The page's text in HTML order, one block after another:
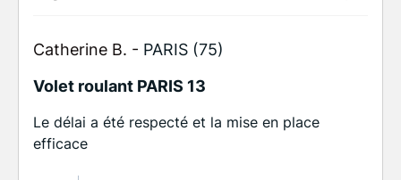
Catherine B. - PARIS (75)
Volet roulant PARIS 13
Le délai a été respecté et la mise en place
efficace